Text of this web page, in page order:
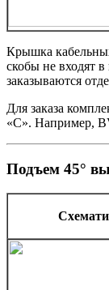
Крышка
скобы не входят
заказываются
Для заказа
«С». Например,
Подъем 45°